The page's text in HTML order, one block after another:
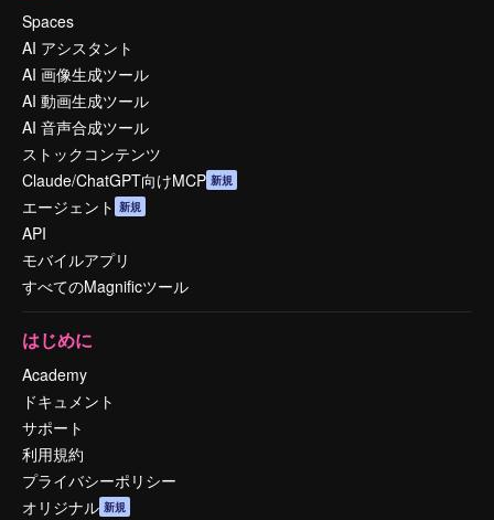
Spaces
AI アシスタント
AI 画像生成ツール
AI 動画生成ツール
AI 音声合成ツール
ストックコンテンツ
Claude/ChatGPT向けMCP 新規
エージェント 新規
API
モバイルアプリ
すべてのMagnificツール
はじめに
Academy
ドキュメント
サポート
利用規約
プライバシーポリシー
オリジナル 新規